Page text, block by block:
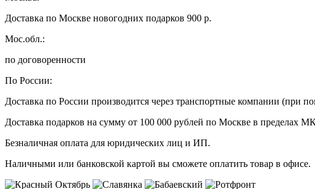
Доставка по Москве новогодних подарков 900 р.
Мос.обл.:
по договоренности
По России:
Доставка по России производится через транспортные компании (при
Доставка подарков на сумму от 100 000 рублей по Москве в пределах
Безналичная оплата для юридических лиц и ИП.
Наличными или банковской картой вы сможете оплатить товар в офисе.